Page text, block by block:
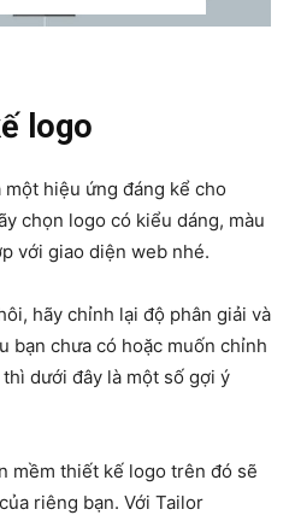
logo
hiệu ứng đáng kể cho
chọn logo có kiểu dáng, màu
với giao diện web nhé.
hãy chỉnh lại độ phân giải và
bạn chưa có hoặc muốn chỉnh
dưới đây là một số gợi ý
mềm thiết kế logo trên đó sẽ
riêng bạn. Với Tailor